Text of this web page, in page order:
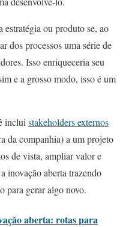
estratégia ou produto se, ao
dos processos uma série de
Isso enriqueceria seu
e a grosso modo, isso é um
incluistakeholders externos
da companhia) a um projeto
de vista, ampliar valor e
inovação aberta trazendo
para gerar algo novo.
aberta: rotas para